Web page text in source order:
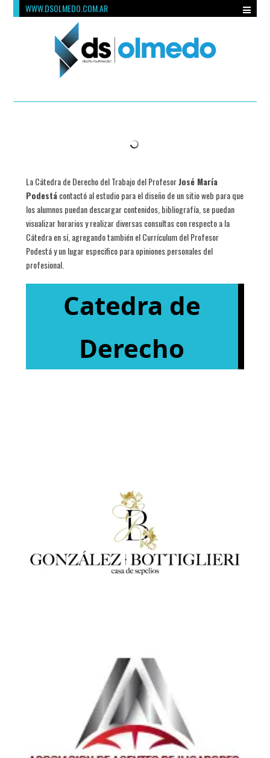
WWW.DSOLMEDO.COM.AR
La Cátedra de Derecho del Trabajo del ProfesorJosé María
Podestácontactó al estudio para el diseño de un sitio web para que
los alumnos puedan descargar contenidos, bibliografía, se puedan
visualizar horarios y realizar diversas consultas con respecto a la
Cátedra en sí, agregando también el Currículum del Profesor
Podestá y un lugar especifico para opiniones personales del
profesional.
Catedra de
Derecho